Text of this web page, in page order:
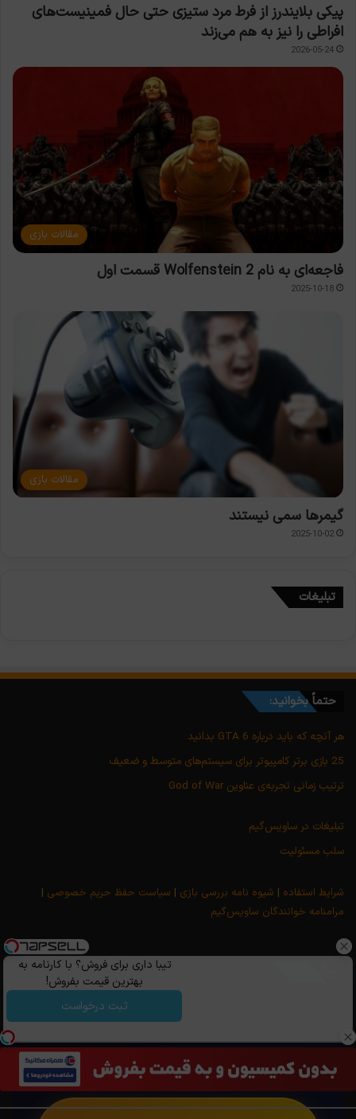
پیکی بلایندرز از فرط مرد ستیزی حتی حال فمینیست‌های
افراطی را نیز به هم می‌زند
2026-05-24
مقالات بازی
فاجعه‌ای به نام Wolfenstein 2 قسمت اول
2025-10-18
مقالات بازی
گیمرها سمی نیستند
2025-10-02
تبلیغات
حتماً بخوانید:
هر آنچه که باید درباره GTA 6 بدانید
25 بازی برتر کامپیوتر برای سیستم‌های متوسط و ضعیف
ترتیب زمانی تجربه‌ی عناوین God of War
تبلیغات در ساویس‌گیم
سلب مسئولیت
شرایط استفاده | شیوه نامه بررسی بازی | سیاست حفظ حریم خصوصی |
مرامنامه خوانندگان ساویس‌گیم
لینک‌های مفید
تیبا داری برای فروش؟ با کارنامه به
بهترین قیمت بفروش!
ثبت درخواست